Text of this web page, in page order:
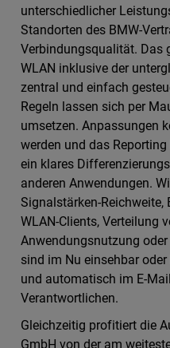
unterschiedlicher
Standorten des BMW-
Verbindungsqualität. Das
WLAN inklusive der
zentral und einfach
Regeln lassen sich per
umsetzen. Anpassungen
werden und das
ein klares
anderen Anwendungen.
Signalstärken-Reichweite,
WLAN-Clients, Verteilung
Anwendungsnutzung
sind im Nu einsehbar
und automatisch im E-
Verantwortlichen.
Gleichzeitig profitiert die
GmbH von der am